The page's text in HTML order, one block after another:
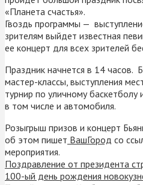
«Планета счастья».
Гвоздь программы —
зрителям выйдет известная
ее концерт для всех зрителей
Праздник начнется в 14 часов.
мастер-классы, выступления
турнир по уличному баскетболу
в том числе и автомобиля.
Розыгрыш призов и концерт
об этом пишет ВашГород со
мероприятия.
Поздравление от президента
100-ый день рождения